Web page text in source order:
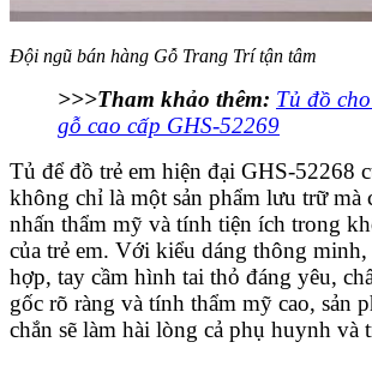
Đội ngũ bán hàng Gỗ Trang Trí tận tâm
>>>Tham khảo thêm: Tủ đồ
gỗ cao cấp GHS-52269
Tủ để đồ trẻ em hiện đại GHS-52268
không chỉ là một sản phẩm lưu trữ mà
nhấn thẩm mỹ và tính tiện ích trong
của trẻ em. Với kiểu dáng thông
hợp, tay cầm hình tai thỏ đáng yêu,
gốc rõ ràng và tính thẩm mỹ cao, sản
chắn sẽ làm hài lòng cả phụ huynh và